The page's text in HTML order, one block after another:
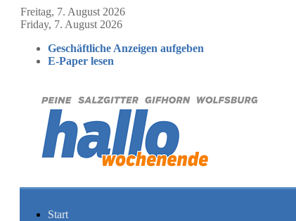
Freitag, 7. August 2026
Friday, 7. August 2026
Geschäftliche Anzeigen aufgeben
E-Paper lesen
Start